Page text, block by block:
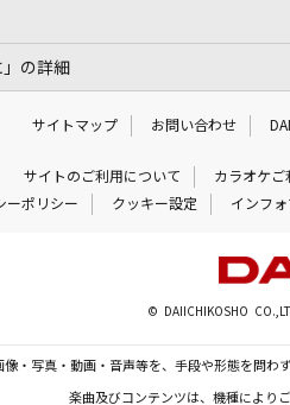
」の詳細
サイトマップ お問い合わせ
サイトのご利用について カラオケご
ーポリシー クッキー設定 インフ
© DAIICHIKOSHO
・写真・動画・音声等を、手段や形態を問
楽曲及びコンテンツは、機種により